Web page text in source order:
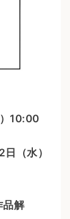
10:00
（水）
品解